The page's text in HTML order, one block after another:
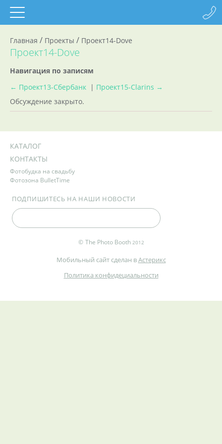
Главная / Проекты / Проект14-Dove
Проект14-Dove
Навигация по записям
← Проект13-Сбербанк | Проект15-Clarins →
Обсуждение закрыто.
© The Photo Booth 2012
Мобильный сайт сделан вАстерикс
Политика конфидециальности
ПОДПИШИТЕСЬ НА НАШИ НОВОСТИ
КАТАЛОГ
КОНТАКТЫ
Фотобудка на свадьбу
Фотозона BulletTime